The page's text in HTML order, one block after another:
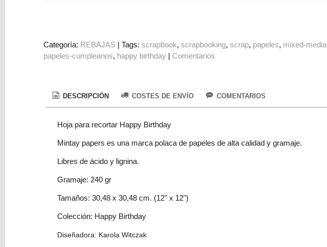
Figuras
Marcas
Carrito
Categoría: REBAJAS |Tags:scrapbook scrapbooking scrap papeles mixed-media
papeles-cumpleanos happy birthday | Comentarios
DESCRIPCIÓN COSTES DE ENVÍO COMENTARIOS
Hoja para recortar Happy Birthday
Mintay papers es una marca polaca de papeles de alta calidad y gramaje.
Libres de ácido y lignina.
Gramaje: 240 gr
Tamaños: 30,48 x 30,48 cm. (12" x 12")
Colección: Happy Birthday
Diseñadora: Karola Witczak